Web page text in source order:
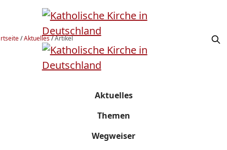
/Aktuelles/Artikel
Aktuelles
Themen
Wegweiser